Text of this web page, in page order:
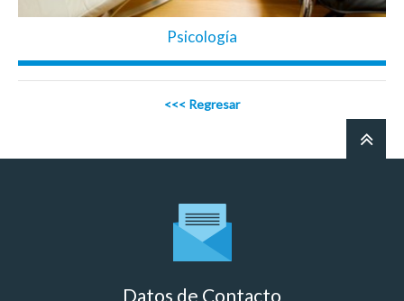
Psicología
<<< Regresar
Datos de Contacto